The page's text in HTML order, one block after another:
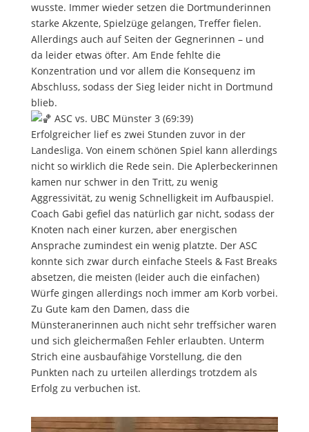
wusste. Immer wieder setzen die Dortmunderinnen
starke Akzente, Spielzüge gelangen, Treffer fielen.
Allerdings auch auf Seiten der Gegnerinnen – und
da leider etwas öfter. Am Ende fehlte die
Konzentration und vor allem die Konsequenz im
Abschluss, sodass der Sieg leider nicht in Dortmund
blieb.
ASC vs. UBC Münster 3 (69:39)
Erfolgreicher lief es zwei Stunden zuvor in der
Landesliga. Von einem schönen Spiel kann allerdings
nicht so wirklich die Rede sein. Die Aplerbeckerinnen
kamen nur schwer in den Tritt, zu wenig
Aggressivität, zu wenig Schnelligkeit im Aufbauspiel.
Coach Gabi gefiel das natürlich gar nicht, sodass der
Knoten nach einer kurzen, aber energischen
Ansprache zumindest ein wenig platzte. Der ASC
konnte sich zwar durch einfache Steels & Fast Breaks
absetzen, die meisten (leider auch die einfachen)
Würfe gingen allerdings noch immer am Korb vorbei.
Zu Gute kam den Damen, dass die
Münsteranerinnen auch nicht sehr treffsicher waren
und sich gleichermaßen Fehler erlaubten. Unterm
Strich eine ausbaufähige Vorstellung, die den
Punkten nach zu urteilen allerdings trotzdem als
Erfolg zu verbuchen ist.